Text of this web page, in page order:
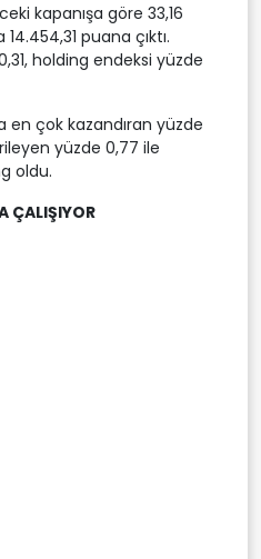
kapanışa göre 33,16
puana çıktı.
holding endeksi yüzde
en çok kazandıran yüzde
yüzde 0,77 ile
oldu.
ÇALIŞIYOR